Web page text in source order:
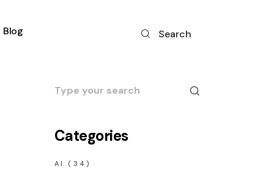
Blog Search
Search
for:
Categories
AI (34)